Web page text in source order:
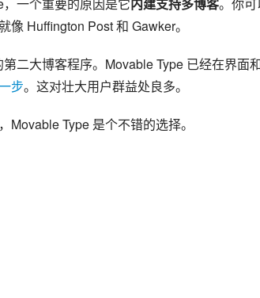
Huffington Post 和 Gawker。
二大博客程序。Movable Type 已经在界面
步。这对壮大用户群益处良多。
Type 是个不错的选择。